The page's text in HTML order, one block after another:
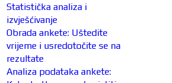
Statistička analiza i
izvješćivanje
Obrada ankete: Uštedite
vrijeme i usredotočite se na
rezultate
Analiza podataka ankete: